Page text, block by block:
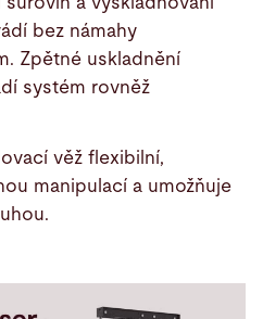
bez námahy
Zpětné uskladnění
systém rovněž
věž flexibilní,
manipulací a umožňuje